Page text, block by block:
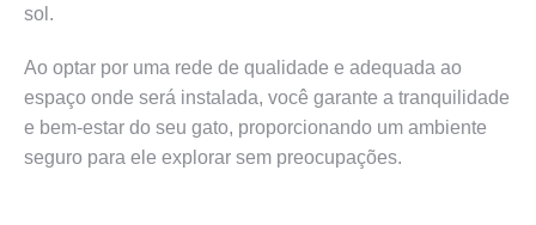
sol.
Ao optar por uma rede de qualidade e adequada ao
espaço onde será instalada, você garante a tranquilidade
e bem-estar do seu gato, proporcionando um ambiente
seguro para ele explorar sem preocupações.